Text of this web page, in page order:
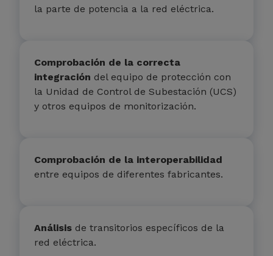
la parte de potencia a la red eléctrica.
Comprobación de la correcta
integración del equipo de protección con
la Unidad de Control de Subestación (UCS)
y otros equipos de monitorización.
Comprobación de la interoperabilidad
entre equipos de diferentes fabricantes.
Análisis de transitorios específicos de la
red eléctrica.